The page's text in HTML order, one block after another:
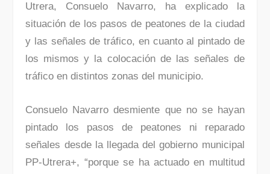
Utrera, Consuelo Navarro, ha explicado la
situación de los pasos de peatones de la ciudad
y las señales de tráfico, en cuanto al pintado de
los mismos y la colocación de las señales de
tráfico en distintos zonas del municipio.
Consuelo Navarro desmiente que no se hayan
pintado los pasos de peatones ni reparado
señales desde la llegada del gobierno municipal
PP-Utrera+, “porque se ha actuado en multitud